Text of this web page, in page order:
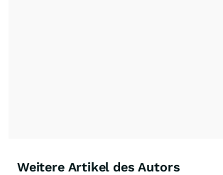
Weitere Artikel des Autors